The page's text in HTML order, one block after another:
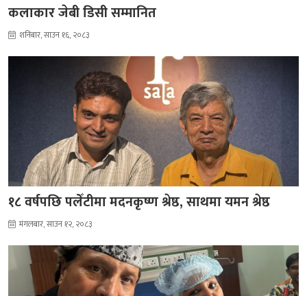
कलाकार जेबी डिसी सम्मानित
शनिबार, साउन १६, २०८३
१८ वर्षपछि पलेँटीमा मदनकृष्ण श्रेष्ठ, साथमा यमन श्रेष्ठ
मंगलबार, साउन १२, २०८३